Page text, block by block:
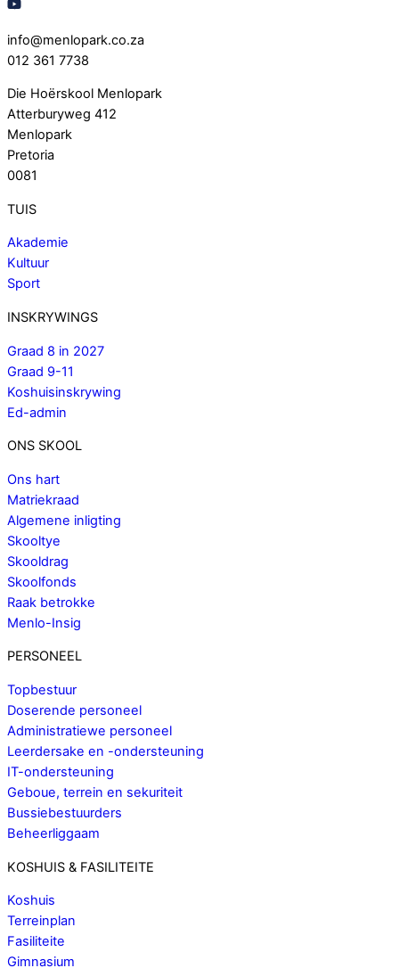
info@menlopark.co.za
012 361 7738
Die Hoërskool Menlopark
Atterburyweg 412
Menlopark
Pretoria
0081
TUIS
Akademie
Kultuur
Sport
INSKRYWINGS
Graad 8 in 2027
Graad 9-11
Koshuisinskrywing
Ed-admin
ONS SKOOL
Ons hart
Matriekraad
Algemene inligting
Skooltye
Skooldrag
Skoolfonds
Raak betrokke
Menlo-Insig
PERSONEEL
Topbestuur
Doserende personeel
Administratiewe personeel
Leerdersake en -ondersteuning
IT-ondersteuning
Geboue, terrein en sekuriteit
Bussiebestuurders
Beheerliggaam
KOSHUIS & FASILITEITE
Koshuis
Terreinplan
Fasiliteite
Gimnasium